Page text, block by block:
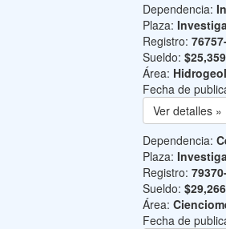
Dependencia:
Plaza:
Registro:
Sueldo:
Área:
Fecha de
Ver detalles »
Dependencia:
Plaza:
Registro:
Sueldo:
Área:
Fecha de